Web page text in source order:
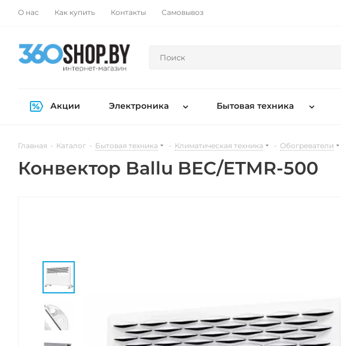
О нас Как купить Контакты Самовывоз
Акции Электроника Бытовая техника
Главная - Каталог - Бытовая техника - Климатическая техника - Обогреватели
Конвектор Ballu BEC/ETMR-500